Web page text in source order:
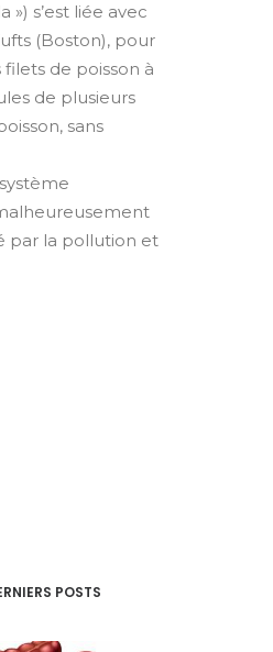
») s’est liée avec
(Boston), pour
de poisson à
de plusieurs
sans
par la pollution et
POSTS